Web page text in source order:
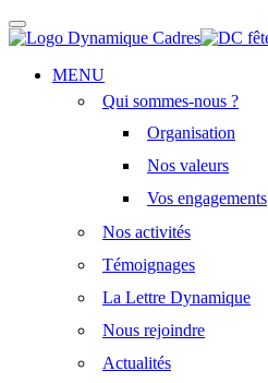
Afficher/masquer
la
Aller
MENU
Qui sommes-nous ?
Organisation
Nos valeurs
Vos engagements
Nos activités
Témoignages
La Lettre Dynamique
Nous rejoindre
Actualités